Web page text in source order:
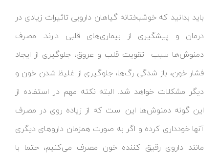
باید بدانید که خوشبختانه گیاهان دارویی تاثیرات زیادی در
درمان و پیشگیری از بیماری‌های قلبی دارند. مصرف
دمنوش‌ها سبب تقویت قلب و عروق، جلوگیری از ایجاد
فشار خون، باز شدگی رگ‌ها، جلوگیری از غلیظ شدن خون و
دیگر مشکلات خواهد شد. البته نکته مهم در استفاده از
این گونه دمنوش‌ها این است که از زیاده روی در مصرف
آنها خودداری کرده و اگر به صورت همزمان داروهای دیگری
مانند داروی رقیق کننده خون مصرف می‌کنیم، حتما با